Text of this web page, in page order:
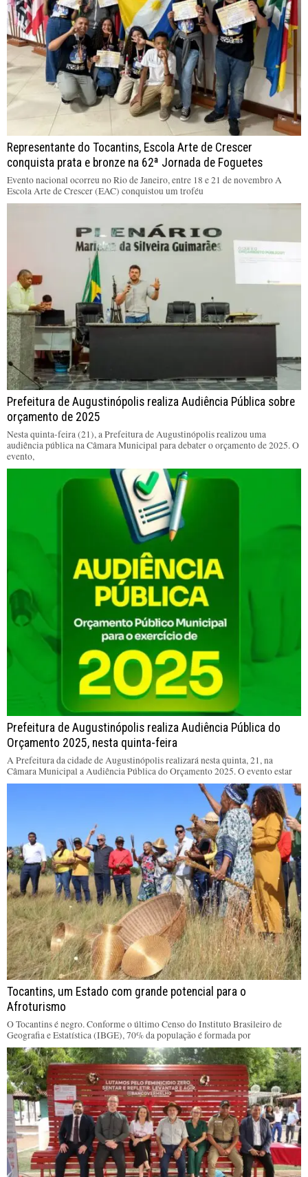
Representante do Tocantins, Escola Arte de Crescer
conquista prata e bronze na 62ª Jornada de Foguetes
Evento nacional ocorreu no Rio de Janeiro, entre 18 e 21 de novembro A
Escola Arte de Crescer (EAC) conquistou um troféu
Prefeitura de Augustinópolis realiza Audiência Pública sobre
orçamento de 2025
Nesta quinta-feira (21), a Prefeitura de Augustinópolis realizou uma
audiência pública na Câmara Municipal para debater o orçamento de 2025. O
evento,
Prefeitura de Augustinópolis realiza Audiência Pública do
Orçamento 2025, nesta quinta-feira
A Prefeitura da cidade de Augustinópolis realizará nesta quinta, 21, na
Câmara Municipal a Audiência Pública do Orçamento 2025. O evento estar
Tocantins, um Estado com grande potencial para o
Afroturismo
O Tocantins é negro. Conforme o último Censo do Instituto Brasileiro de
Geografia e Estatística (IBGE), 70% da população é formada por